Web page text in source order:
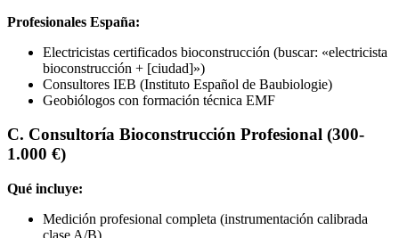
Profesionales España:
Electricistas certificados bioconstrucción (buscar: «electricista
bioconstrucción + [ciudad]»)
Consultores IEB (Instituto Español de Baubiologie)
Geobiólogos con formación técnica EMF
C. Consultoría Bioconstrucción Profesional (300-
1.000 €)
Qué incluye:
Medición profesional completa (instrumentación calibrada
clase A/B)